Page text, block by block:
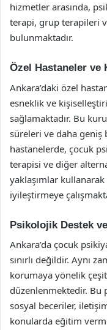
hizmetler arasında,
terapi, grup terapileri
bulunmaktadır.
Özel Hastaneler ve
Ankara’daki özel
esneklik ve
sağlamaktadır. Bu
süreleri ve daha geniş
hastanelerde, çocuk
terapisi ve diğer
yaklaşımlar kullanarak
iyileştirmeye
Psikolojik Destek
Ankara’da çocuk
sınırlı değildir. Aynı
korumaya yönelik
düzenlenmektedir. Bu
sosyal beceriler,
konularda eğitim